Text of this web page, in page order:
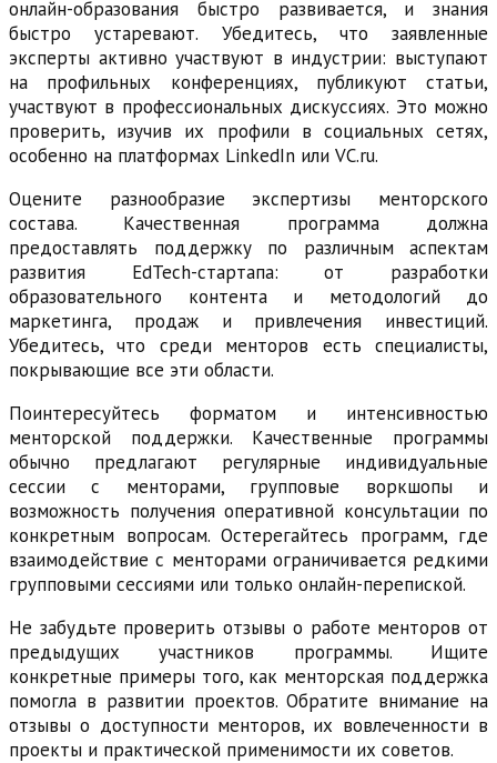
онлайн-образования быстро развивается, и знания
быстро устаревают. Убедитесь, что заявленные
эксперты активно участвуют в индустрии: выступают
на профильных конференциях, публикуют статьи,
участвуют в профессиональных дискуссиях. Это можно
проверить, изучив их профили в социальных сетях,
особенно на платформах LinkedIn или VC.ru.
Оцените разнообразие экспертизы менторского
состава. Качественная программа должна
предоставлять поддержку по различным аспектам
развития EdTech-стартапа: от разработки
образовательного контента и методологий до
маркетинга, продаж и привлечения инвестиций.
Убедитесь, что среди менторов есть специалисты,
покрывающие все эти области.
Поинтересуйтесь форматом и интенсивностью
менторской поддержки. Качественные программы
обычно предлагают регулярные индивидуальные
сессии с менторами, групповые воркшопы и
возможность получения оперативной консультации по
конкретным вопросам. Остерегайтесь программ, где
взаимодействие с менторами ограничивается редкими
групповыми сессиями или только онлайн-перепиской.
Не забудьте проверить отзывы о работе менторов от
предыдущих участников программы. Ищите
конкретные примеры того, как менторская поддержка
помогла в развитии проектов. Обратите внимание на
отзывы о доступности менторов, их вовлеченности в
проекты и практической применимости их советов.